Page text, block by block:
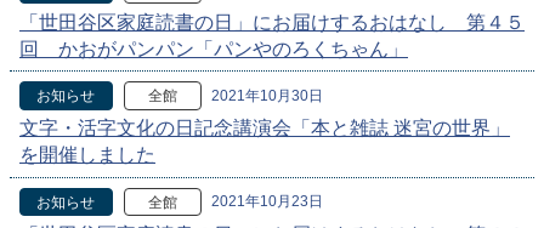
「世田谷区家庭読書の日」にお届けするおはなし 第４５
回 かおがパンパン「パンやのろくちゃん」
お知らせ 全館 2021年10月30日
文字・活字文化の日記念講演会「本と雑誌 迷宮の世界」
を開催しました
お知らせ 全館 2021年10月23日